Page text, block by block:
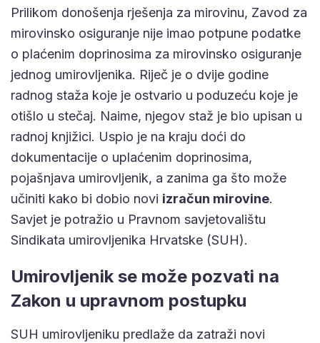
Prilikom donošenja rješenja za mirovinu, Zavod za
mirovinsko osiguranje nije imao potpune podatke
o plaćenim doprinosima za mirovinsko osiguranje
jednog umirovljenika. Riječ je o dvije godine
radnog staža koje je ostvario u poduzeću koje je
otišlo u stečaj. Naime, njegov staž je bio upisan u
radnoj knjižici. Uspio je na kraju doći do
dokumentacije o uplaćenim doprinosima,
pojašnjava umirovljenik, a zanima ga što može
učiniti kako bi dobio novi izračun mirovine.
Savjet je potražio u Pravnom savjetovalištu
Sindikata umirovljenika Hrvatske (SUH).
Umirovljenik se može pozvati na
Zakon u upravnom postupku
SUH umirovljeniku predlaže da zatraži novi